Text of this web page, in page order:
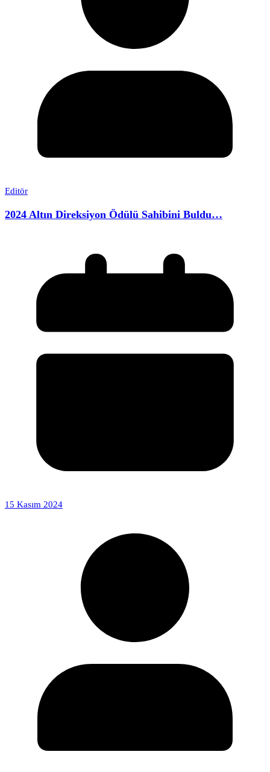
Editör
2024 Altın Direksiyon Ödülü Sahibini Buldu…
15 Kasım 2024